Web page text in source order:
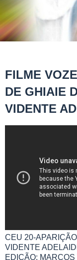
FILME
DE GHIAIE
VIDENTE
CEU 20-
VIDENTE
EDIÇÃO: